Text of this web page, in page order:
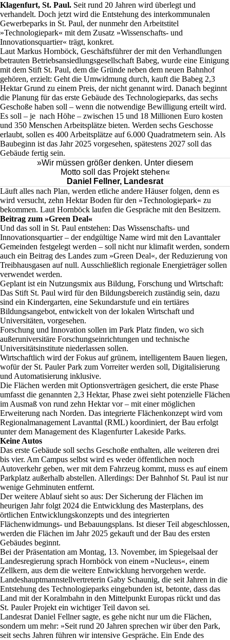
Klagenfurt, St. Paul. Seit rund 20 Jahren wird überlegt und
verhandelt. Doch jetzt wird die Entstehung des interkommunalen
Gewerbeparks in St. Paul, der nunmehr den Arbeitstitel
»Technologiepark« mit dem Zusatz »Wissenschafts- und
Innovationsquartier« trägt, konkret.
Laut Markus Hornböck, Geschäftsführer der mit den Verhandlungen
betrauten Betriebsansiedlungsgesellschaft Babeg, wurde eine Einigung
mit dem Stift St. Paul, dem die Gründe neben dem neuen Bahnhof
gehören, erzielt: Geht die Umwidmung durch, kauft die Babeg 2,3
Hektar Grund zu einem Preis, der nicht genannt wird. Danach beginnt
die Planung für das erste Gebäude des Technologieparks, das sechs
Geschoße haben soll – wenn die notwendige Bewilligung erteilt wird.
Es soll – je nach Höhe – zwischen 15 und 18 Millionen Euro kosten
und 350 Menschen Arbeitsplätze bieten. Werden sechs Geschosse
erlaubt, sollen es 400 Arbeitsplätze auf 6.000 Quadratmetern sein. Als
Baubeginn ist das Jahr 2025 vorgesehen, spätestens 2027 soll das
Gebäude fertig sein.
»Wir müssen größer denken. Unter diesem
Motto soll das Projekt stehen«
Daniel Fellner, Landesrat
Läuft alles nach Plan, werden etliche andere Häuser folgen, denn es
wird versucht, zehn Hektar Boden für den »Technologiepark« zu
bekommen. Laut Hornböck laufen die Gespräche mit den Besitzern.
Beitrag zum »Green Deal«
Und das soll in St. Paul entstehen: Das Wissenschafts- und
Innovationsquartier – der endgültige Name wird mit den Lavanttaler
Gemeinden festgelegt werden – soll nicht nur klimafit werden, sondern
auch ein Beitrag des Landes zum »Green Deal«, der Reduzierung von
Treibhausgasen auf null. Ausschließlich regionale Energieträger sollen
verwendet werden.
Geplant ist ein Nutzungsmix aus Bildung, Forschung und Wirtschaft:
Das Stift St. Paul wird für den Bildungsbereich zuständig sein, dazu
sind ein Kindergarten, eine Sekundarstufe und ein tertiäres
Bildungsangebot, entwickelt von der lokalen Wirtschaft und
Universitäten, vorgesehen.
Forschung und Innovation sollen im Park Platz finden, wo sich
außeruniversitäre Forschungseinrichtungen und technische
Universitätsinstitute niederlassen sollen.
Wirtschaftlich wird der Fokus auf grünem, intelligentem Bauen liegen,
wofür der St. Pauler Park zum Vorreiter werden soll, Digitalisierung
und Automatisierung inklusive.
Die Flächen werden mit Optionsverträgen gesichert, die erste Phase
umfasst die genannten 2,3 Hektar, Phase zwei sieht potenzielle Flächen
im Ausmaß von rund zehn Hektar vor – mit einer möglichen
Erweiterung nach Norden. Das integrierte Flächenkonzept wird vom
Regionalmanagement Lavanttal (RML) koordiniert, der Bau erfolgt
unter dem Management des Klagenfurter Lakeside Parks.
Keine Autos
Das erste Gebäude soll sechs Geschoße enthalten, alle weiteren drei
bis vier. Am Campus selbst wird es weder öffentlichen noch
Autoverkehr geben, wer mit dem Fahrzeug kommt, muss es auf einem
Parkplatz außerhalb abstellen. Allerdings: Der Bahnhof St. Paul ist nur
wenige Gehminuten entfernt.
Der weitere Ablauf sieht so aus: Der Sicherung der Flächen im
heurigen Jahr folgt 2024 die Entwicklung des Masterplans, des
örtlichen Entwicklungskonzepts und des integrierten
Flächenwidmungs- und Bebauungsplans. Ist dieser Teil abgeschlossen,
werden die Flächen im Jahr 2025 gekauft und der Bau des ersten
Gebäudes beginnt.
Bei der Präsentation am Montag, 13. November, im Spiegelsaal der
Landesregierung sprach Hornböck von einem »Nucleus«, einem
Zellkern, aus dem die weitere Entwicklung hervorgehen werde.
Landeshauptmannstellvertreterin Gaby Schaunig, die seit Jahren in die
Entstehung des Technologieparks eingebunden ist, betonte, dass das
Land mit der Koralmbahn in den Mittelpunkt Europas rückt und das
St. Pauler Projekt ein wichtiger Teil davon sei.
Landesrat Daniel Fellner sagte, es gehe nicht nur um die Flächen,
sondern um mehr: »Seit rund 20 Jahren sprechen wir über den Park,
seit sechs Jahren führen wir intensive Gespräche. Ein Ende des